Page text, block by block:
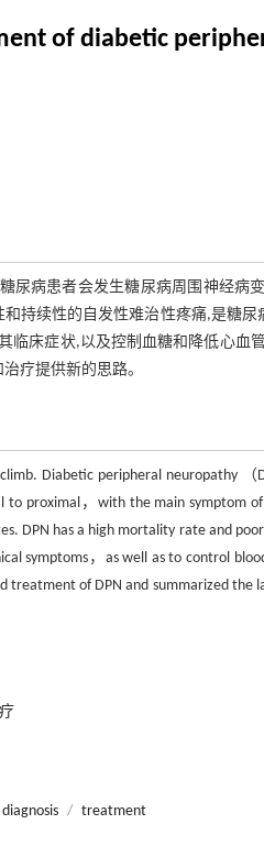
of diabetic
病患者会发生糖尿病周围神经病变
持续性的自发性难治性疼痛,是糖
临床症状,以及控制血糖和降低心血
疗提供新的思路。
Diabetic peripheral neuropathy
proximal，with the main symptom
DPN has a high mortality rate and
symptoms，as well as to control
treatment of DPN and summarized the
diagnosis / treatment